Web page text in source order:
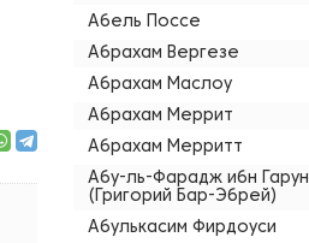
Абель Поссе
Абрахам Вергезе
Абрахам Маслоу
Абрахам Меррит
Абрахам Мерритт
Абу-ль-Фарадж ибн Гарун
(Григорий Бар-Эбрей)
Абулькасим Фирдоуси